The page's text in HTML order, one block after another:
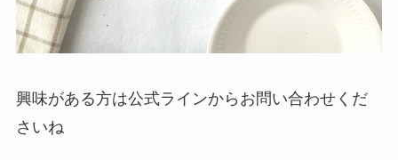
興味がある方は公式ラインからお問い合わせくだ
さいね